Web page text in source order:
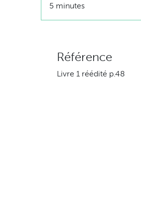
5 minutes
Référence
Livre 1 réédité p.48